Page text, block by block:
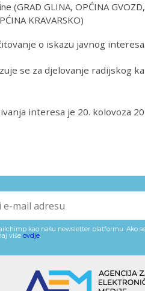
(GRAD GLINA, OPĆINA
KRAVARSKO)
o iskazu javnog interesa.
se za djelovanje radijskog
interesa je 20. kolovoza
kao našu newsletter platformu. Ako
više ovdje.